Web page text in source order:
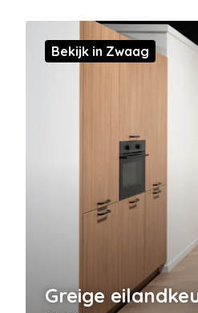
Greige
Bekijk in Zwaag